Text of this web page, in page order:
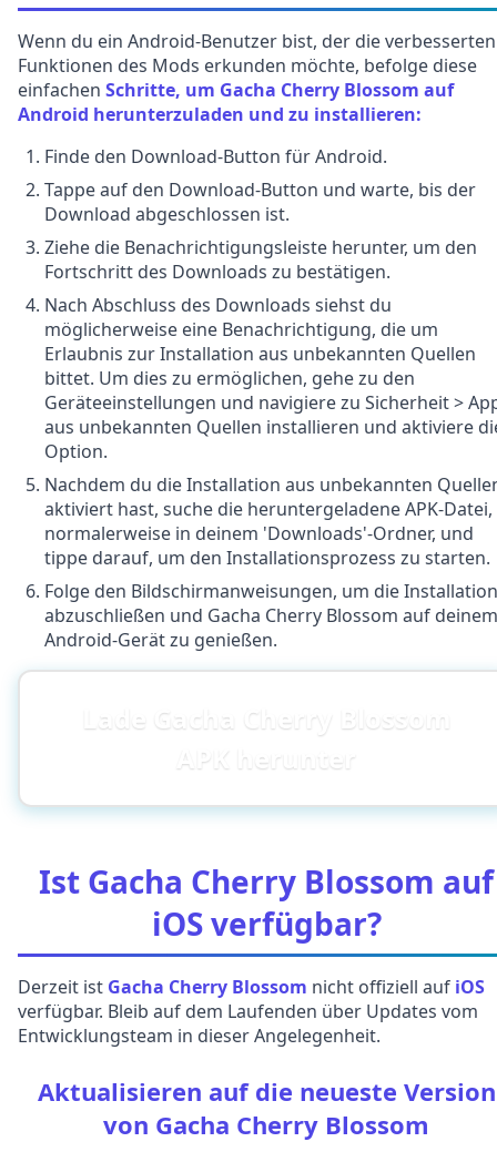
Wenn du ein Android-Benutzer bist, der die verbesserten
Funktionen des Mods erkunden möchte, befolge diese
einfachen Schritte, um Gacha Cherry Blossom auf
Android herunterzuladen und zu installieren:
Finde den Download-Button für Android.
Tappe auf den Download-Button und warte, bis der
Download abgeschlossen ist.
Ziehe die Benachrichtigungsleiste herunter, um den
Fortschritt des Downloads zu bestätigen.
Nach Abschluss des Downloads siehst du
möglicherweise eine Benachrichtigung, die um
Erlaubnis zur Installation aus unbekannten Quellen
bittet. Um dies zu ermöglichen, gehe zu den
Geräteeinstellungen und navigiere zu Sicherheit >
aus unbekannten Quellen installieren und aktiviere
Option.
Nachdem du die Installation aus unbekannten
aktiviert hast, suche die heruntergeladene APK-Datei,
normalerweise in deinem 'Downloads'-Ordner, und
tippe darauf, um den Installationsprozess zu starten.
Folge den Bildschirmanweisungen, um die Installation
abzuschließen und Gacha Cherry Blossom auf deinem
Android-Gerät zu genießen.
Lade Gacha Cherry Blossom
APK herunter
Ist Gacha Cherry Blossom auf
iOS verfügbar?
Derzeit ist Gacha Cherry Blossom nicht offiziell auf iOS
verfügbar. Bleib auf dem Laufenden über Updates vom
Entwicklungsteam in dieser Angelegenheit.
Aktualisieren auf die neueste Version
von Gacha Cherry Blossom